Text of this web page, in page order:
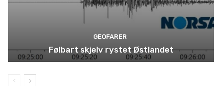
GEOFARER
Følbart skjelv rystet Østlandet